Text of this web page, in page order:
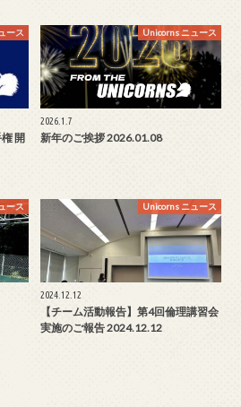
ース
開
Unicorns ニュース
2026.1.7
新年のご挨拶 2026.01.08
ース Unicorns ニュース
2024.12.12
【チーム活動報告】第4回倫理講習会
実施のご報告 2024.12.12